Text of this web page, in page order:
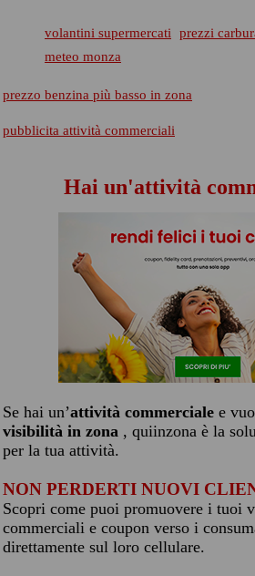
volantini supermercati prezzi
meteo monza
prezzo benzina più basso in zona
pubblicita attività commerciali
Hai un'attività
Se hai un’attività commerciale e
visibilità in zona , quiinzona è la
per la tua attività.
NON PERDERTI NUOVI
Scopri come puoi promuovere i tuoi
commerciali e coupon verso i
direttamente sul loro cellulare.